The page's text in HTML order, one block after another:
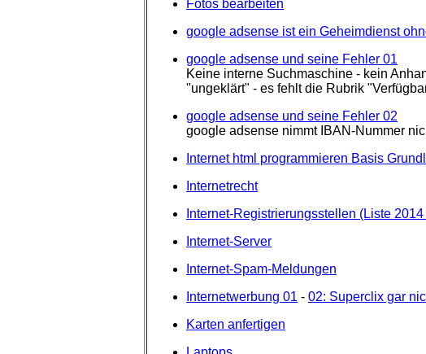
Fotos bearbeiten
google adsense ist ein Geheimdienst
google adsense und seine Fehler 01
Keine interne Suchmaschine - kein
"ungeklärt" - es fehlt die Rubrik
google adsense und seine Fehler 02
google adsense nimmt IBAN-Nummer
Internet html programmieren Basis
Internetrecht
Internet-Registrierungsstellen (Liste
Internet-Server
Internet-Spam-Meldungen
Internetwerbung 01 - 02: Superclix gar
Karten anfertigen